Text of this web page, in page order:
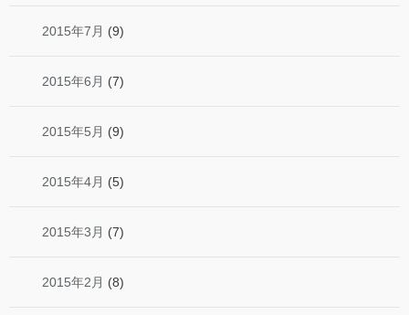
2015年7月 (9)
2015年6月 (7)
2015年5月 (9)
2015年4月 (5)
2015年3月 (7)
2015年2月 (8)